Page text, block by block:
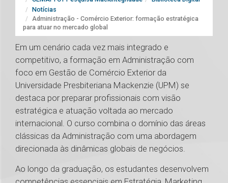
Notícias
Administração - Comércio Exterior: formação estratégica
para atuar no mercado global
Em um cenário cada vez mais integrado e
competitivo, a formação em Administração com
foco em Gestão de Comércio Exterior da
Universidade Presbiteriana Mackenzie (UPM) se
destaca por preparar profissionais com visão
estratégica e atuação voltada ao mercado
internacional. O curso combina o domínio das áreas
clássicas da Administração com uma abordagem
direcionada às dinâmicas globais de negócios.
Ao longo da graduação, os estudantes desenvolvem